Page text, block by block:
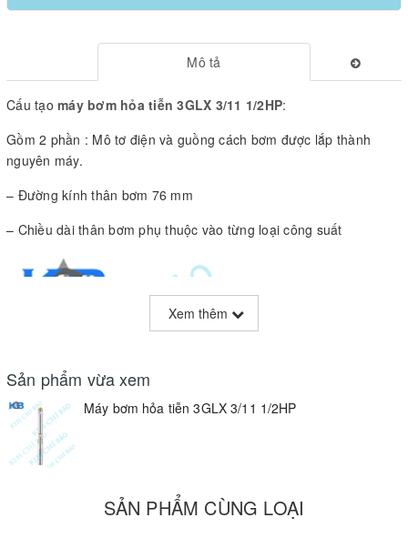
Mô tả
Cấu tạo máy bơm hỏa tiễn 3GLX 3/11 1/2HP:
Gồm 2 phần : Mô tơ điện và guồng cách bơm được lắp thành
nguyên máy.
– Đường kính thân bơm 76 mm
– Chiều dài thân bơm phụ thuộc vào từng loại công suất
Xem thêm
Sản phẩm vừa xem
Máy bơm hỏa tiễn 3GLX 3/11 1/2HP
SẢN PHẨM CÙNG LOẠI